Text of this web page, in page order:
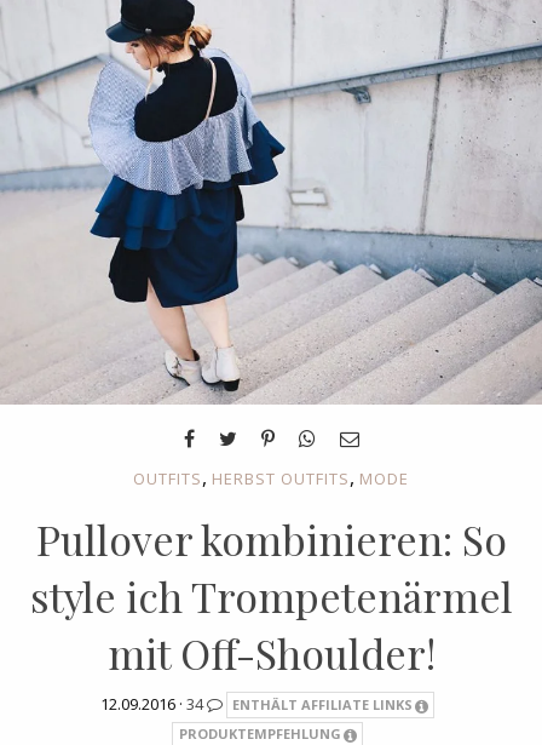
OUTFITS, HERBST OUTFITS, MODE
Pullover kombinieren: So
style ich Trompetenärmel
mit Off-Shoulder!
12.09.2016 · 34
ENTHÄLT AFFILIATE LINKS
PRODUKTEMPFEHLUNG